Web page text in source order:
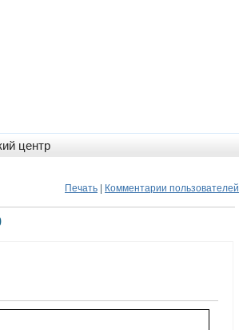
центр
Печать Комментарии пользователей